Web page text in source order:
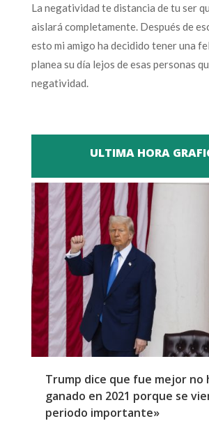
La negatividad te distancia de tu ser
aislará completamente. Después de
esto mi amigo ha decidido tener una
planea su día lejos de esas personas
negatividad.
ULTIMA HORA
Trump dice que fue mejor no
ganado en 2021 porque se
periodo importante»